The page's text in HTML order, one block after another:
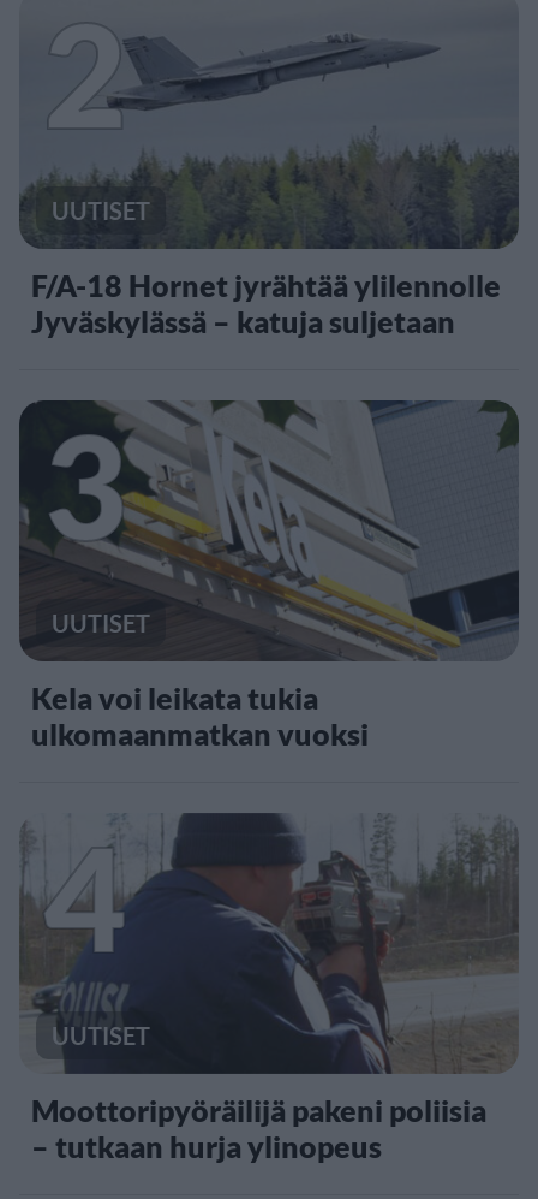
2
UUTISET
F/A-18 Hornet jyrähtää ylilennolle
Jyväskylässä – katuja suljetaan
3
UUTISET
Kela voi leikata tukia
ulkomaanmatkan vuoksi
4
UUTISET
Moottoripyöräilijä pakeni poliisia
– tutkaan hurja ylinopeus